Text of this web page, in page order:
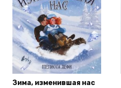
Зима, изменившая нас